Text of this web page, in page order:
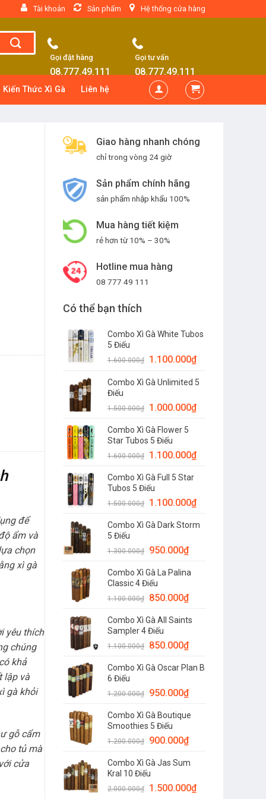
Tài khoản Sản phẩm Hệ thống cửa hàng
Gọi đặt hàng
08.777.49.111
Gọi tư vấn
08.777.49.111
Kiến Thức Xì Gà Liên hệ
Giao hàng nhanh chóng
chỉ trong vòng 24 giờ
Sản phẩm chính hãng
sản phẩm nhập khẩu 100%
Mua hàng tiết kiệm
rẻ hơn từ 10% – 30%
Hotline mua hàng
08 777 49 111
Có thể bạn thích
Combo Xì Gà White Tubos
5 Điếu
1.600.000₫ 1.100.000₫
Combo Xì Gà Unlimited 5
Điếu
1.500.000₫ 1.000.000₫
Combo Xì Gà Flower 5
Star Tubos 5 Điếu
1.600.000₫ 1.100.000₫
Combo Xì Gà Full 5 Star
Tubos 5 Điếu
1.500.000₫ 1.100.000₫
Combo Xì Gà Dark Storm
5 Điếu
1.300.000₫ 950.000₫
Combo Xì Gà La Palina
Classic 4 Điếu
1.100.000₫ 850.000₫
Combo Xì Gà All Saints
Sampler 4 Điếu
1.100.000₫ 850.000₫
Combo Xì Gà Oscar Plan B
6 Điếu
1.200.000₫ 950.000₫
Combo Xì Gà Boutique
Smoothies 5 Điếu
1.200.000₫ 900.000₫
Combo Xì Gà Jas Sum
Kral 10 Điếu
2.000.000₫ 1.500.000₫
để
ẩm và
chọn
xì gà
yêu thích
chúng
khả
lập và
gà khỏi
gỗ cẩm
tủ mà
cửa